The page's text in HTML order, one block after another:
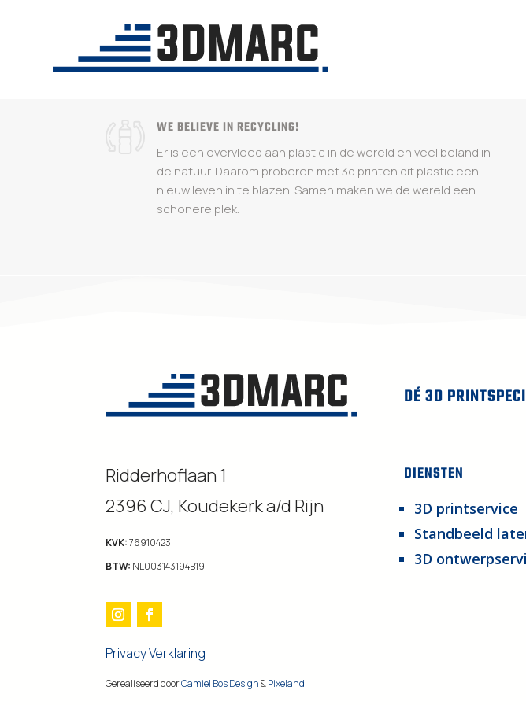
WE BELIEVE IN RECYCLING!
Er is een overvloed aan plastic in de wereld en veel beland in
de natuur. Daarom proberen met 3d printen dit plastic een
nieuw leven in te blazen. Samen maken we de wereld een
schonere plek.
DÉ 3D
Ridderhoflaan 1
2396 CJ, Koudekerk a/d Rijn
KVK:76910423
BTW: NL003143194B19
DIENSTEN
3D printservice
Standbeeld
3D
Privacy Verklaring
Gerealiseerd doorCamiel Bos Design&Pixeland